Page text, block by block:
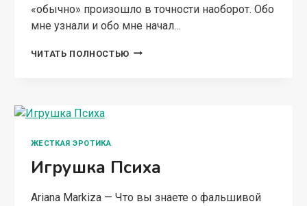
«обычно» произошло в точности наоборот. Обо
мне узнали и обо мне начал…
ЧИТАТЬ ПОЛНОСТЬЮ ЧЁРНЫЙ
ЖЕСТКАЯ ЭРОТИКА
Игрушка Психа
Ariana Markiza — Что вы знаете о фальшивой